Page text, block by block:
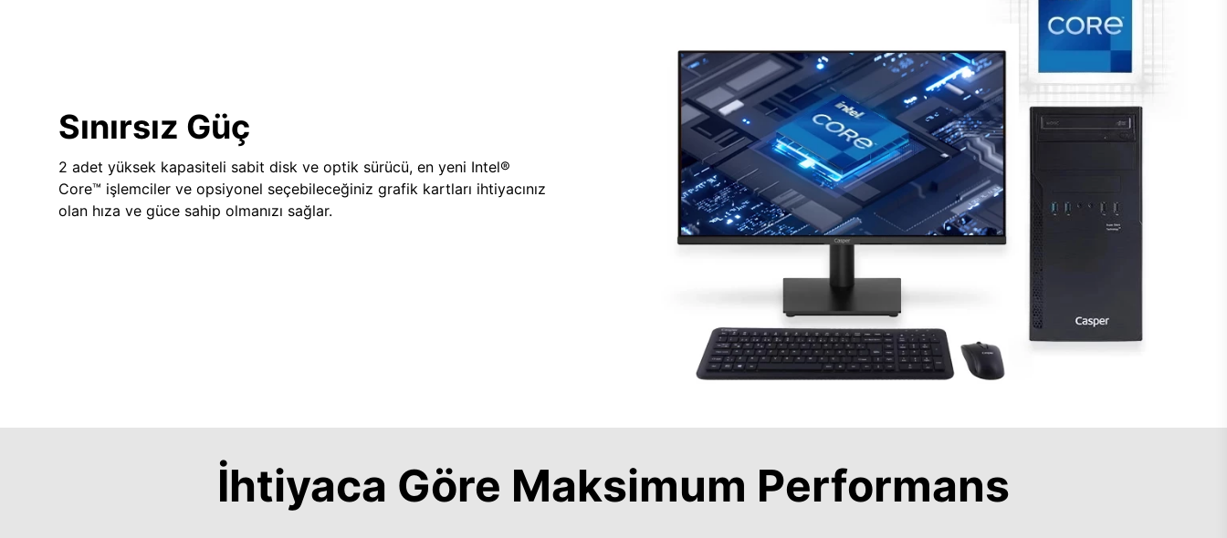
Sınırsız Güç
2 adet yüksek kapasiteli sabit disk ve optik sürücü, en yeni Intel®
Core™ işlemciler ve opsiyonel seçebileceğiniz grafik kartları ihtiyacınız
olan hıza ve güce sahip olmanızı sağlar.
İhtiyaca Göre Maksimum Performans